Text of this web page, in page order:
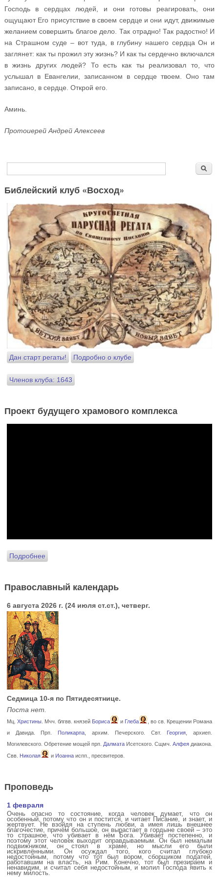
Господь в сердцах людей, и они готовы реагировать, они
ощущают Его присутствие в своем сердце и они идут, движимые
желанием совершить благое дело. Так отрадно! Так радостно! И
на Страшном суде – вот туда, в глубину нашего сердца Он и
заглянет: как ты прожил эту жизнь? И как ты сердечно включался
в жизнь других людей? То есть как ты реализовал то, что
услышал в Евангелии, записанном в сердце твоем. Оно там
записано, в сердце. Открой его.
Аминь.
Протоиерей Андрей Алексеев
Форма поиска
Библейский клуб «Восход»
Дан старт регаты! Подробно о клубе
Членов клуба: 1643
Проект будущего храмового комплекса
Подробнее
Православный календарь
6 августа 2026 г. (24 июля ст.ст.), четверг.
Седмица 10-я по Пятидесятнице.
Поста нет.
Мц. Христины. Мчч. блгвв. князей Бориса и Глеба
, во св. Крещении Романа
и Давида. Прп. Поликарпа , архим. Печерского. Свт. Георгия , архиеп.
Могилевского. Обретение мощей прп. Далмата Исетского. Сщмч.Алфея диакона.
Свв. Николая и Иоаннаиспп., пресвитеров.
Проповедь
1 февраля
Очень опасно то состояние, когда человек думает, что он
особенный, потому что он и постится, и читает Писание, и знает, и
жертвует. Не взойдя на ступень любви, а имея лишь внешнее
благочестие, причём большое, он вырастает в гордыне своей – это
то страшное, что убивает в нём Бога. Убивает постепенно, и
поэтому этот человек выходит оправдываемым. Он был немалым
подвижником, он стоял в храме, но мысли его были
искривлёнными. Он осуждал того, кого считал глубоко
недостойным, потому что тот был вором, сборщиком податей,
работавшим на власть, на Рим. Конечно, тот был презираем и
ненавидим, и считал себя недостойным, и молил Господа явить к
нему милость.